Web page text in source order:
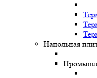
Напольная